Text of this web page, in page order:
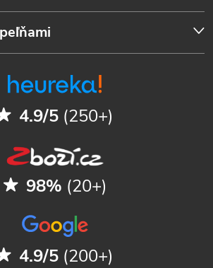
4.9/5 (250+)
98% (20+)
4.9/5 (200+)